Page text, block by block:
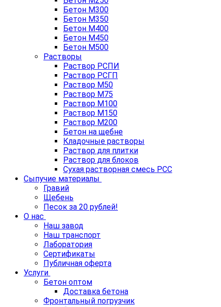
Бетон М300
Бетон М350
Бетон М400
Бетон М450
Бетон М500
Растворы
Раствор РСПИ
Раствор РСГП
Раствор М50
Раствор М75
Раствор М100
Раствор М150
Раствор М200
Бетон на щебне
Кладочные растворы
Раствор для плитки
Раствор для блоков
Сухая растворная смесь РСС
Сыпучие материалы
Гравий
Щебень
Песок за 20 рублей!
О нас
Наш завод
Наш транспорт
Лаборатория
Сертификаты
Публичная оферта
Услуги
Бетон оптом
Доставка бетона
Фронтальный погрузчик